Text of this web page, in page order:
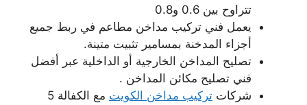
تتراوح بين 0.6 و0.8
يعمل فني تركيب مداخن مطاعم في ربط جميع
أجزاء المدخنة بمسامير تثبيت متينة.
تصليح المداخن الخارجية أو الداخلية عبر أفضل
فني تصليح مكائن المداخن .
شركات تركيب مداخن الكويت
مع الكفالة 5